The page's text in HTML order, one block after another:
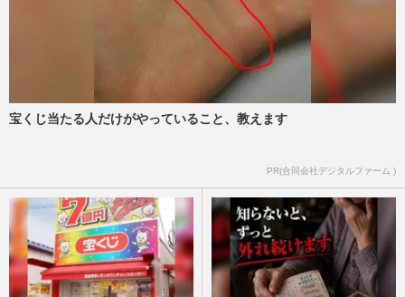
宝くじ当たる人だけがやっていること、教えます
PR(合同会社デジタルファーム )